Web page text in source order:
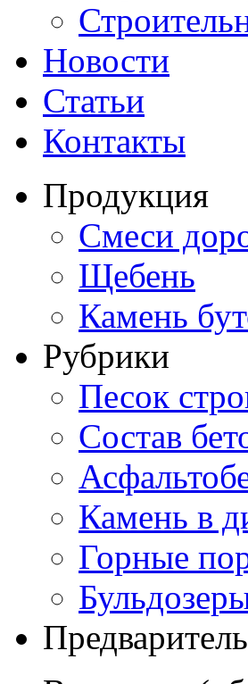
Новости
Статьи
Контакты
Продукция
Смеси
Щебень
Камень
Рубрики
Песок
Состав
Камень в
Горные